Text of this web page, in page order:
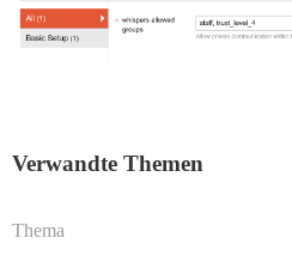
Verwandte Themen
Thema